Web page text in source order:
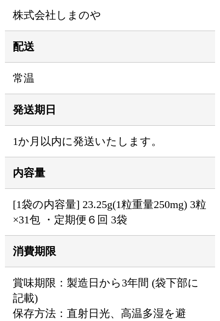
株式会社しまのや
配送
常温
発送期日
1か月以内に発送いたします。
内容量
[1袋の内容量] 23.25g(1粒重量250mg) 3粒
×31包 ・定期便６回 3袋
消費期限
賞味期限：製造日から3年間 (袋下部に
記載)
保存方法：直射日光、高温多湿を避